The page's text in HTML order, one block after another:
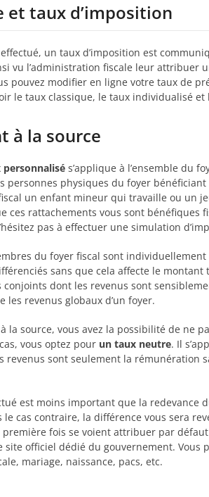
et taux d’imposition
un taux d’imposition est
vu l’administration fiscale leur attribuer
pouvez modifier en ligne votre taux de
le taux classique, le taux individualisé
à la source
personnalisé s’applique à l’ensemble du
personnes physiques du foyer
un enfant mineur qui travaille ou un
ces rattachements vous sont bénéfiques
pas à effectuer une simulation
du foyer fiscal sont
sans que cela affecte le montant
dont les revenus sont
revenus globaux d’un foyer.
la source, vous avez la possibilité de ne
vous optez pour un taux neutre. Il
sont seulement la rémunération
est moins important que la redevance
cas contraire, la différence vous sera
fois se voient attribuer par
officiel dédié du gouvernement. Vous
mariage, naissance, pacs, etc.